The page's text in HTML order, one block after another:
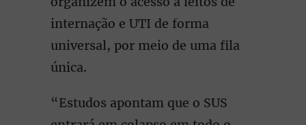
internação e UTI de forma
universal, por meio de uma fila
única.
“Estudos apontam que o SUS